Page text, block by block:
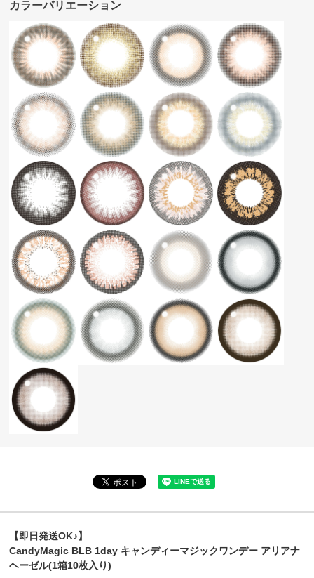
カラーバリエーション
【即日発送OK♪】
CandyMagic BLB 1day キャンディーマジックワンデー アリアナ
ヘーゼル(1箱10枚入り)